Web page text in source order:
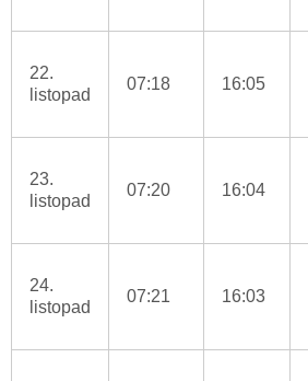
22.
listopad
07:18 16:05
23.
listopad
07:20 16:04
24.
listopad
07:21 16:03